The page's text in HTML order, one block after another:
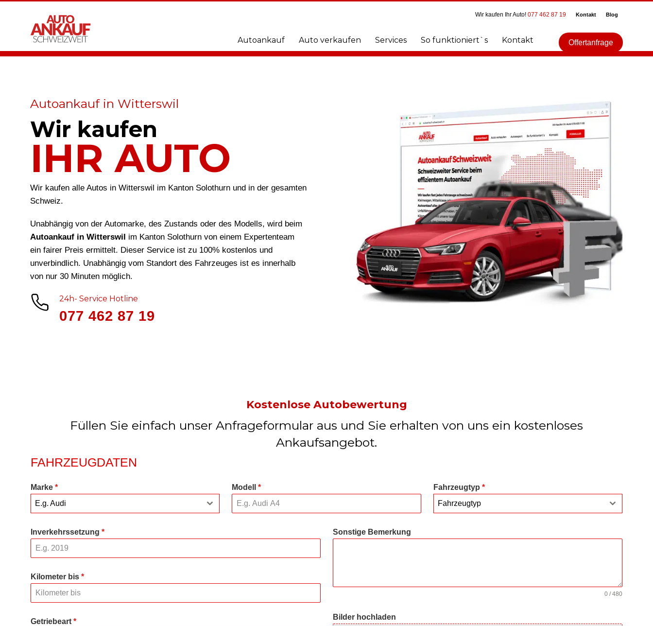
Wir kaufen Ihr Auto! 077 462 87 19 Kontakt Blog
Autoankauf Auto verkaufen Services So funktioniert`s Kontakt Offertanfrage
Autoankauf in Witterswil
Wir kaufen
IHR AUTO
Wir kaufen alle Autos in Witterswil im Kanton Solothurn und in der gesamten
Schweiz.
Unabhängig von der Automarke, des Zustands oder des Modells, wird beim
Autoankauf in Witterswil im Kanton Solothurn von einem Expertenteam
ein fairer Preis ermittelt. Dieser Service ist zu 100% kostenlos und
unverbindlich. Unabhängig vom Standort des Fahrzeuges ist es innerhalb
von nur 30 Minuten möglich.
24h- Service Hotline
077 462 87 19
Kostenlose Autobewertung
Füllen Sie einfach unser Anfrageformular aus und Sie erhalten von uns ein kostenloses
Ankaufsangebot.
FAHRZEUGDATEN
Marke *
E.g. Audi
Modell* Fahrzeugtyp *
Fahrzeugtyp
Inverkehrssetzung *
Kilometer bis *
Getriebeart *
Sonstige Bemerkung
0 / 480
Bilder hochladen